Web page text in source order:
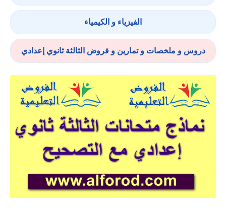
الفيزياء و الكيمياء
دروس و ملخصات و تمارين و فروض الثالثة ثانوي إعدادي